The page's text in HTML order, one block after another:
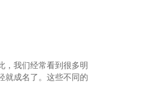
，我们经常看到很多明
就成名了。这些不同的